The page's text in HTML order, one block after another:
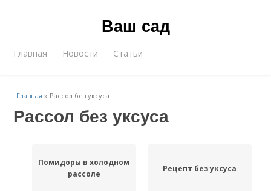
Ваш сад
Главная Новости Статьи
Главная » Рассол без уксуса
Рассол без уксуса
Помидоры в холодном
рассоле
Рецепт без уксуса